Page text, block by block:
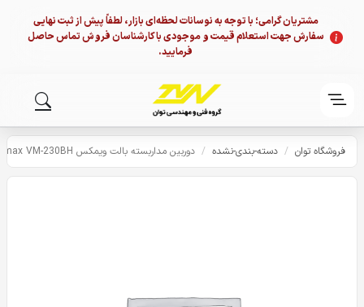
مشتریان گرامی؛ با توجه به نوسانات لحظه‌ای بازار، لطفاً پیش از ثبت نهایی
سفارش جهت استعلام قیمت و موجودی با کارشناسان فروش تماس حاصل
فرمایید.
فروشگاه توان / دسته-بندی-نشده / دوربین مداربسته بالت ویمکس Vmax VM-230BH